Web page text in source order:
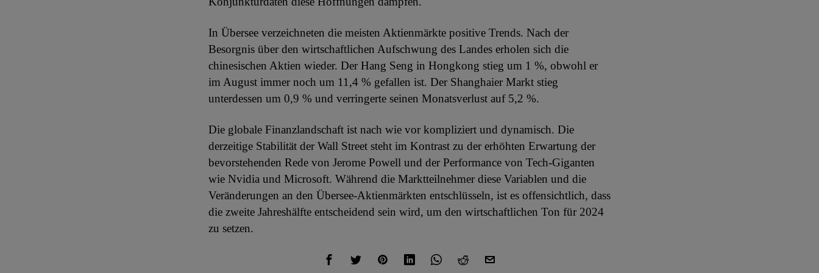
In Übersee verzeichneten die meisten Aktienmärkte positive Trends. Nach der
Besorgnis über den wirtschaftlichen Aufschwung des Landes erholen sich die
chinesischen Aktien wieder. Der Hang Seng in Hongkong stieg um 1 %, obwohl er
im August immer noch um 11,4 % gefallen ist. Der Shanghaier Markt stieg
unterdessen um 0,9 % und verringerte seinen Monatsverlust auf 5,2 %.
Die globale Finanzlandschaft ist nach wie vor kompliziert und dynamisch. Die
derzeitige Stabilität der Wall Street steht im Kontrast zu der erhöhten Erwartung der
bevorstehenden Rede von Jerome Powell und der Performance von Tech-Giganten
wie Nvidia und Microsoft. Während die Marktteilnehmer diese Variablen und die
Veränderungen an den Übersee-Aktienmärkten entschlüsseln, ist es offensichtlich, dass
die zweite Jahreshälfte entscheidend sein wird, um den wirtschaftlichen Ton für 2024
zu setzen.